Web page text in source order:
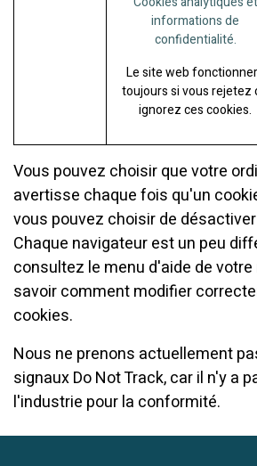
informations de
confidentialité.
Le site web
toujours si vous rejetez
ignorez ces cookies.
Vous pouvez choisir que votre
avertisse chaque fois qu'un
vous pouvez choisir de
Chaque navigateur est un peu
consultez le menu d'aide de
savoir comment modifier
cookies.
Nous ne prenons actuellement
signaux Do Not Track, car il n'y a
l'industrie pour la conformité.